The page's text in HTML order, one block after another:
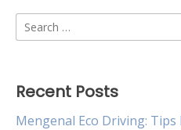
Search
for:
Recent Posts
Mengenal Eco Driving: